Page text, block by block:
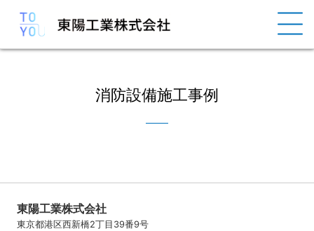
消防設備施工事例
東陽工業株式会社
東京都港区西新橋2丁目39番9号